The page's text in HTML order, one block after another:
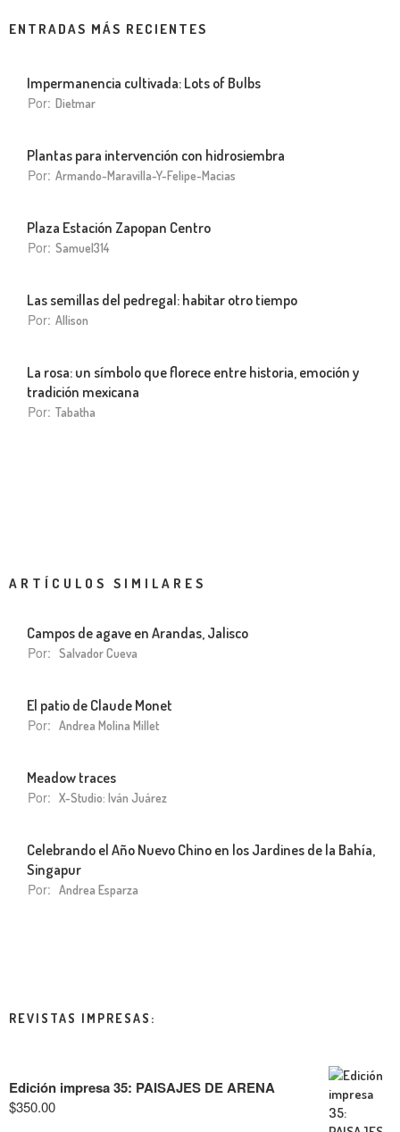
ENTRADAS MÁS RECIENTES
Impermanencia cultivada: Lots of Bulbs
Por: Dietmar
Plantas para intervención con hidrosiembra
Por: Armando-Maravilla-Y-Felipe-Macias
Plaza Estación Zapopan Centro
Por: Samuel314
Las semillas del pedregal: habitar otro tiempo
Por: Allison
La rosa: un símbolo que florece entre historia, emoción y
tradición mexicana
Por: Tabatha
ARTÍCULOS SIMILARES
Campos de agave en Arandas, Jalisco
Por: Salvador Cueva
El patio de Claude Monet
Por: Andrea Molina Millet
Meadow traces
Por: X-Studio: Iván Juárez
Celebrando el Año Nuevo Chino en los Jardines de la Bahía,
Singapur
Por: Andrea Esparza
REVISTAS IMPRESAS:
Edición impresa 35: PAISAJES DE ARENA
$350.00